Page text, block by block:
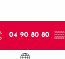
04 90 80 80 ▒▒